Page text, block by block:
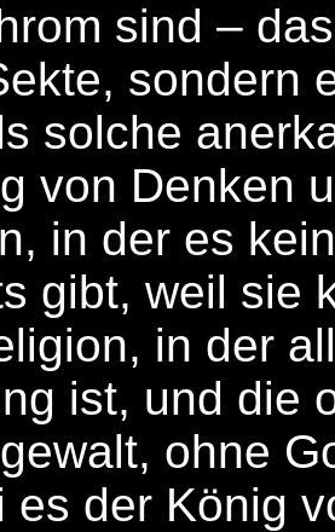
sind –
sondern
solche
von Denken
in der es
gibt, weil sie
in der
ist, und die
ohne
es der König